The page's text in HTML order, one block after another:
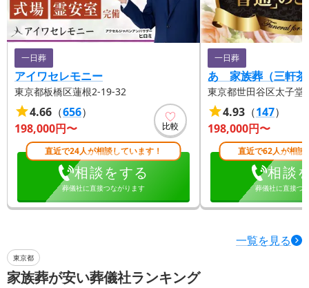
一日葬
アイワセレモニー
東京都板橋区蓮根2-19-32
4.66 （656）
198,000円〜 比較
直近で24人が相談しています！
相談をする
葬儀社に直接つながります
一日葬
あゝ家族葬（三軒
東京都世田谷区太子堂
4.93 （147）
198,000円〜
直近で62人が相談
相談
葬儀社に直接つ
一覧を見る
東京都
家族葬が安い葬儀社ランキング